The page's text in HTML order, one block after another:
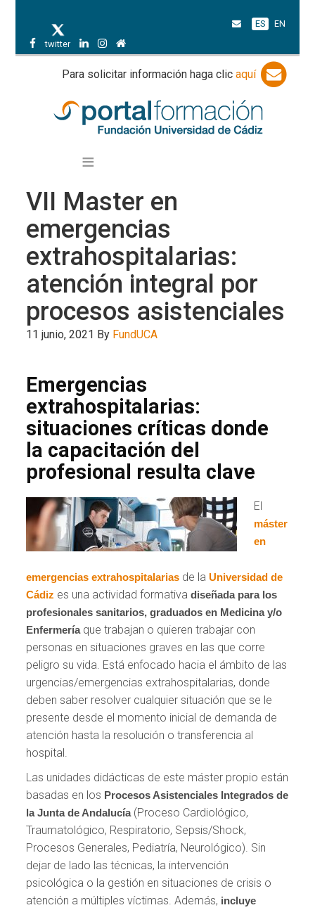
twitter
ES EN
Para solicitar información haga clic aquí
VII Master en
emergencias
extrahospitalarias:
atención integral por
procesos asistenciales
11 junio, 2021 By FundUCA
Emergencias
extrahospitalarias:
situaciones críticas donde
la capacitación del
profesional resulta clave
El
máster
en
emergencias extrahospitalarias de laUniversidad de
Cádiz es una actividad formativa diseñada para los
profesionales sanitarios, graduados en Medicina y/o
Enfermeríaque trabajan o quieren trabajar con
personas en situaciones graves en las que corre
peligro su vida. Está enfocado hacia el ámbito de las
urgencias/emergencias extrahospitalarias, donde
deben saber resolver cualquier situación que se le
presente desde el momento inicial de demanda de
atención hasta la resolución o transferencia al
hospital.
Las unidades didácticas de este máster propio están
basadas en los Procesos Asistenciales Integrados de
la Junta de Andalucía(Proceso Cardiológico,
Traumatológico, Respiratorio, Sepsis/Shock,
Procesos Generales, Pediatría, Neurológico). Sin
dejar de lado las técnicas, la intervención
psicológica o la gestión en situaciones de crisis o
atención a múltiples víctimas. Además, incluye